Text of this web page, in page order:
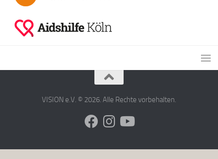
VISION e.V. © 2026. Alle Rechte vorbehalten.